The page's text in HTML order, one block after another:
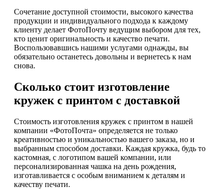
Сочетание доступной стоимости, высокого качества
продукции и индивидуального подхода к каждому
клиенту делает ФотоПочту ведущим выбором для тех,
кто ценит оригинальность и качество печати.
Воспользовавшись нашими услугами однажды, вы
обязательно останетесь довольны и вернетесь к нам
снова.
Сколько стоит изготовление
кружек с принтом с доставкой
Стоимость изготовления кружек с принтом в нашей
компании «ФотоПочта» определяется не только
креативностью и уникальностью вашего заказа, но и
выбранным способом доставки. Каждая кружка, будь то
кастомная, с логотипом вашей компании, или
персонализированная чашка на день рождения,
изготавливается с особым вниманием к деталям и
качеству печати.